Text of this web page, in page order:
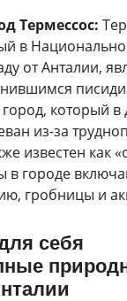
Термессос:
в
от Анталии,
который в
из-за
известен как
в городе
гробницы и
себя